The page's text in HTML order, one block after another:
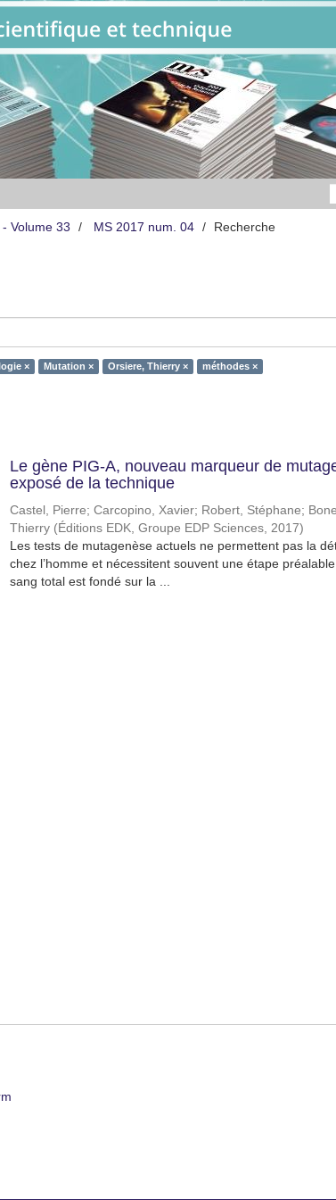
Volume 33 MS 2017 num. 04 Recherche
× Mutation × Orsiere, Thierry × méthodes ×
Le gène PIG-A, nouveau marqueur de
exposé de la technique
Castel, Pierre; Carcopino, Xavier; Robert, Stéphane;
Thierry (Éditions EDK, Groupe EDP Sciences, 2017)
Les tests de mutagenèse actuels ne permettent pas la
chez l’homme et nécessitent souvent une étape
sang total est fondé sur la ...